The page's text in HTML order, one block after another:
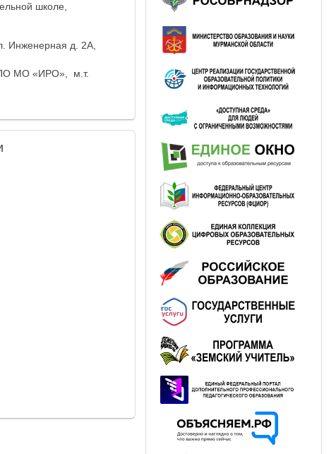
школе,
Инженерная д. 2А,
МО «ИРО», м.т.